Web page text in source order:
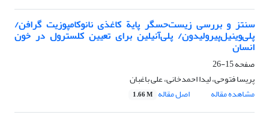
سنتز و بررسی زیست‌حسگر پایة کاغذی نانوکامپوزیت گرافن/
پلی‌وینیل‌پیرولیدون/ پلی‌آنیلین برای تعیین کلسترول در خون
انسان
صفحه15-26
پریسا فتوحی، لیدا احمدخانی، علی باغبان
مشاهده مقاله
اصل مقاله 1.66 M